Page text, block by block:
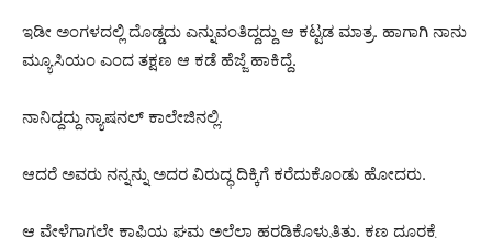
ಇಡೀ ಅಂಗಳದಲ್ಲಿ ದೊಡ್ಡದು ಎನ್ನುವಂತಿದ್ದದ್ದು ಆ ಕಟ್ಟಡ ಮಾತ್ರ. ಹಾಗಾಗಿ ನಾನು
ಮ್ಯೂಸಿಯಂ ಎಂದ ತಕ್ಷಣ ಆ ಕಡೆ ಹೆಜ್ಜೆ ಹಾಕಿದ್ದೆ.
ನಾನಿದ್ದದ್ದು ನ್ಯಾಷನಲ್ ಕಾಲೇಜಿನಲ್ಲಿ.
ಆದರೆ ಅವರು ನನ್ನನ್ನು ಅದರ ವಿರುದ್ಧ ದಿಕ್ಕಿಗೆ ಕರೆದುಕೊಂಡು ಹೋದರು.
ಆ ವೇಳೆಗಾಗಲೇ ಕಾಫಿಯ ಘಮ ಅಲ್ಲೆಲ್ಲಾ ಹರಡಿಕೊಳ್ಳುತ್ತಿತ್ತು. ಕಣ್ಣ ದೂರಕ್ಕೆ